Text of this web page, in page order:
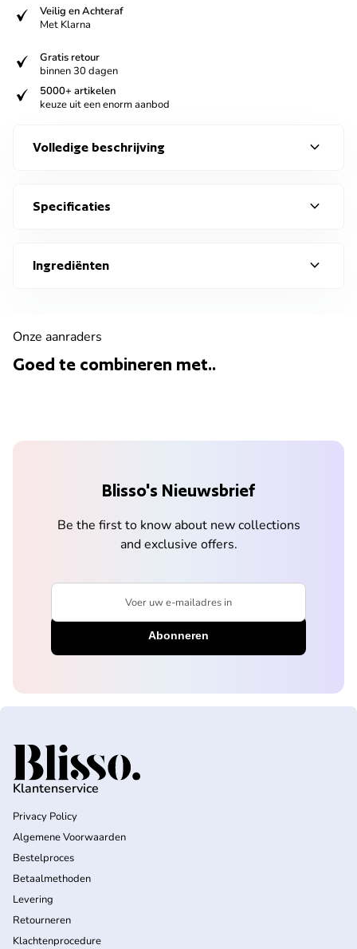
verified
Veilig en Achteraf
Met Klarna
verified
Gratis retour
binnen 30 dagen
verified
5000+ artikelen
keuze uit een enorm aanbod
Volledige beschrijving expand_more
Specificaties expand_more
Ingrediënten expand_more
Onze aanraders
Goed te combineren met..
Blisso's Nieuwsbrief
Be the first to know about new collections
and exclusive offers.
Voer uw e-mailadres in
Home
Klantenservice
Privacy Policy
Algemene Voorwaarden
Bestelproces
Betaalmethoden
Levering
Retourneren
Klachtenprocedure